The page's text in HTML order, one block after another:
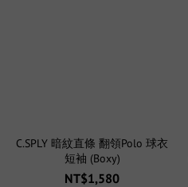
C.SPLY 暗紋直條 翻領Polo 球衣
短袖 (Boxy)
NT$1,580